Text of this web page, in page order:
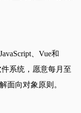
、Vue和
系统，愿意每月至
面向对象原则。